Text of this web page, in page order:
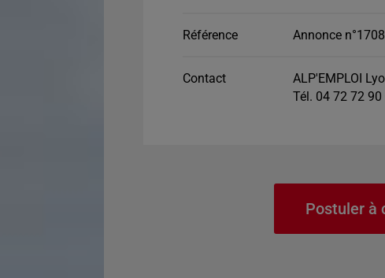
Référence Annonce n°1708
Contact
ALP'EMPLOI
Tél. 04 72 72 90
Postuler à